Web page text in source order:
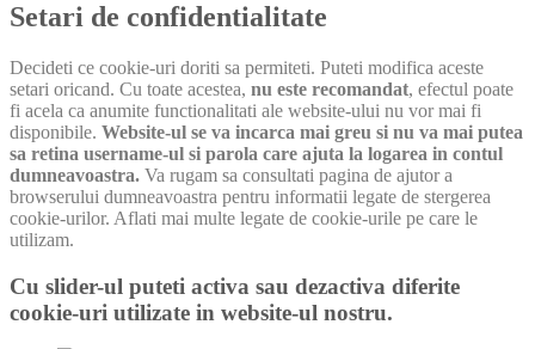
Setari de confidentialitate
Decideti ce cookie-uri doriti sa permiteti. Puteti modifica aceste
setari oricand. Cu toate acestea, nu este recomandat, efectul poate
fi acela ca anumite functionalitati ale website-ului nu vor mai fi
disponibile. Website-ul se va incarca mai greu si nu va mai putea
sa retina username-ul si parola care ajuta la logarea in contul
dumneavoastra. Va rugam sa consultati pagina de ajutor a
browserului dumneavoastra pentru informatii legate de stergerea
cookie-urilor. Aflati mai multe legate de cookie-urile pe care le
utilizam.
Cu slider-ul puteti activa sau dezactiva diferite
cookie-uri utilizate in website-ul nostru.